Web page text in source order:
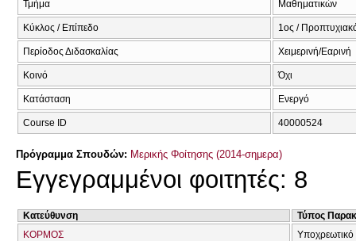
Τμήμα Μαθηματικών
Κύκλος / Επίπεδο 1ος /
Περίοδος Διδασκαλίας Χειμερινή/Εαρινή
Κοινό Όχι
Κατάσταση Ενεργό
Course ID 40000524
Πρόγραμμα Σπουδών: Μερικής Φοίτησης (2014-σημερα)
Εγγεγραμμένοι φοιτητές: 8
Κατεύθυνση
Τύπος
ΚΟΡΜΟΣ
Υποχρεωτικό